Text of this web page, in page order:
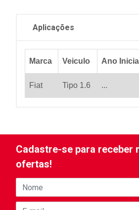
Aplicações
Marca Veiculo Ano Inicial
Fiat Tipo 1.6 ...
Cadastre-se para receber
ofertas!